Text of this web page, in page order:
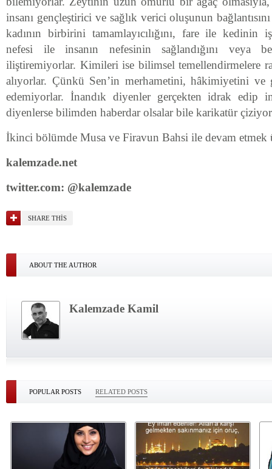
insanı gençleştirici ve sağlık verici oluşunun
kadının birbirini tamamlayıcılığını, fare ile kedinin
nefesi ile insanın nefesinin sağlandığını veya
iliştiremiyorlar. Kimileri ise bilimsel temellendirmelere
alıyorlar. Çünkü Sen’in merhametini, hâkimiyetini ve
edemiyorlar. İnandık diyenler gerçekten idrak edip
diyenlerse bilimden haberdar olsalar bile karikatür
İkinci bölümde Musa ve Firavun Bahsi ile devam
kalemzade.net
twitter.com: @kalemzade
SHARE THIS
ABOUT THE AUTHOR
Kalemzade Kamil
POPULAR POSTS RELATED POSTS